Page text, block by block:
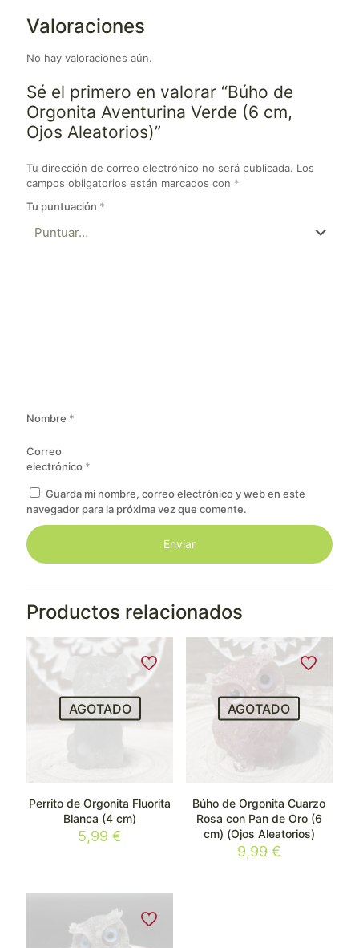
Valoraciones
No hay valoraciones aún.
Sé el primero en valorar “Búho de
Orgonita Aventurina Verde (6 cm,
Ojos Aleatorios)”
Tu dirección de correo electrónico no será publicada. Los
campos obligatorios están marcados con *
Tu puntuación *
Nombre *
Correo
electrónico *
Guarda mi nombre, correo electrónico y web en este
navegador para la próxima vez que comente.
Productos relacionados
AGOTADO
Perrito de Orgonita Fluorita
Blanca (4 cm)
5,99€
AGOTADO
Búho de Orgonita Cuarzo
Rosa con Pan de Oro (6
cm) (Ojos Aleatorios)
9,99 €